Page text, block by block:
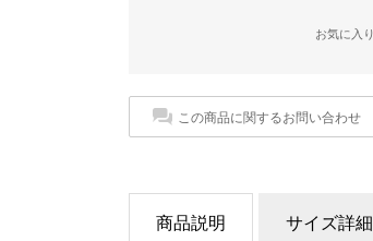
お気に入
この商品に関するお問い合わせ
商品説明 サイズ詳細